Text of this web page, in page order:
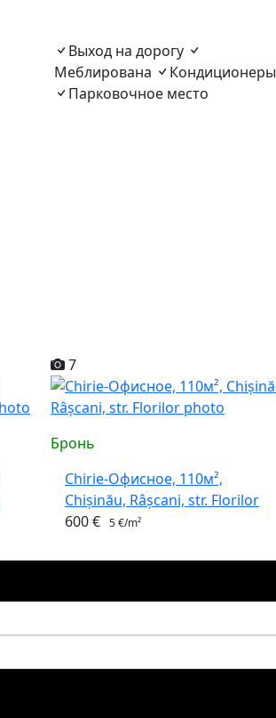
Выход на дорогу
Меблирована
Кондиционеры
Парковочное место
7
Бронь
Chirie-Офисное, 110м²,
Chișinău, Râșcani, str. Florilor
600 € 5 €/m²